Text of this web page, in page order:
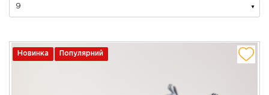
Новинка Популярний